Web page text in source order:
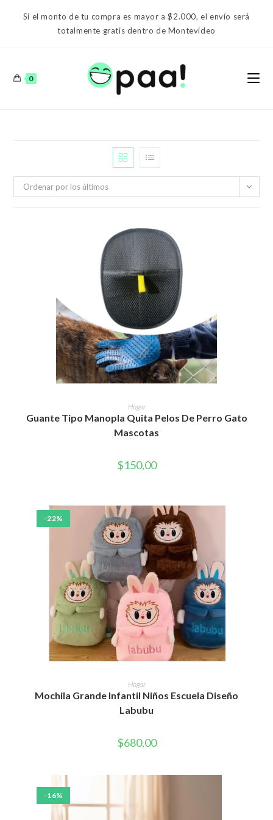
Si el monto de tu compra es mayor a $2.000, el envío será
totalmente gratis dentro de Montevideo
0
Ordenar por los últimos
AÑADIR AL CARRITO
Hogar
Guante Tipo Manopla Quita Pelos De Perro Gato
Mascotas
$150,00
-22%
SELECCIONAR OPCIONES
tiene
múltiples
variantes.
Las
pueden
elegir
página
Hogar
Mochila Grande Infantil Niños Escuela Diseño
Labubu
$680,00
-16%